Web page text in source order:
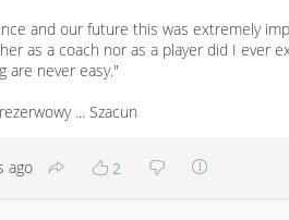
and our future this was extremely
as a coach nor as a player did I ever
are never easy."
... Szacun
ago 2